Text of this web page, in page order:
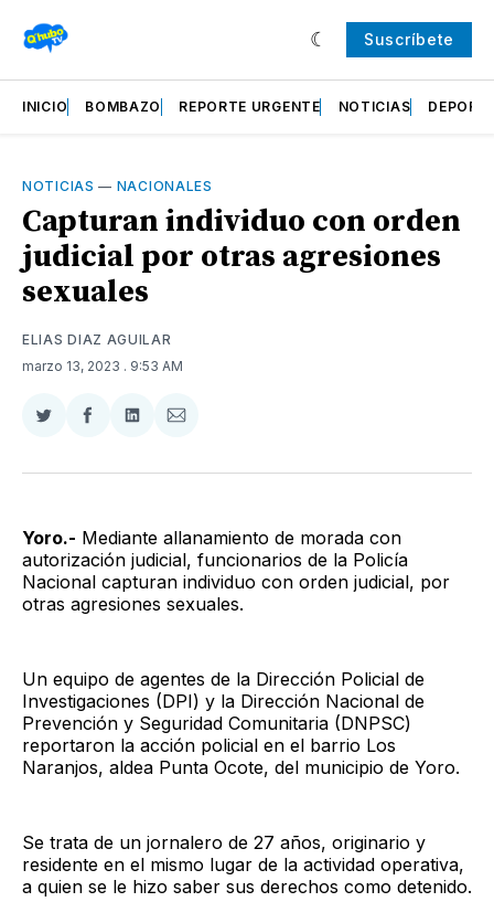
Suscríbete
INICIO BOMBAZO REPORTE URGENTE NOTICIAS
NOTICIAS — NACIONALES
Capturan individuo con orden
judicial por otras agresiones
sexuales
ELIAS DIAZ AGUILAR
marzo 13, 2023 . 9:53 AM
Compartir
Twitter
Compartir
Facebook
Compartir
LinkedIn
Compartir
Email
Yoro.- Mediante allanamiento de morada con
autorización judicial, funcionarios de la Policía
Nacional capturan individuo con orden judicial, por
otras agresiones sexuales.
Un equipo de agentes de la Dirección Policial de
Investigaciones (DPI) y la Dirección Nacional de
Prevención y Seguridad Comunitaria (DNPSC)
reportaron la acción policial en el barrio Los
Naranjos, aldea Punta Ocote, del municipio de Yoro.
Se trata de un jornalero de 27 años, originario y
residente en el mismo lugar de la actividad operativa,
a quien se le hizo saber sus derechos como detenido.